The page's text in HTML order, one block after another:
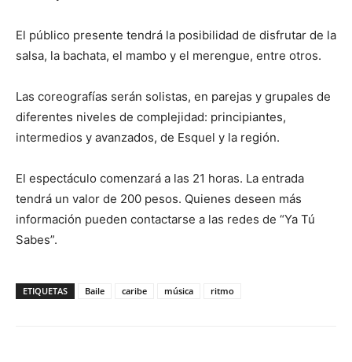
El público presente tendrá la posibilidad de disfrutar de la
salsa, la bachata, el mambo y el merengue, entre otros.
Las coreografías serán solistas, en parejas y grupales de
diferentes niveles de complejidad: principiantes,
intermedios y avanzados, de Esquel y la región.
El espectáculo comenzará a las 21 horas. La entrada
tendrá un valor de 200 pesos. Quienes deseen más
información pueden contactarse a las redes de “Ya Tú
Sabes”.
ETIQUETAS Baile caribe música ritmo